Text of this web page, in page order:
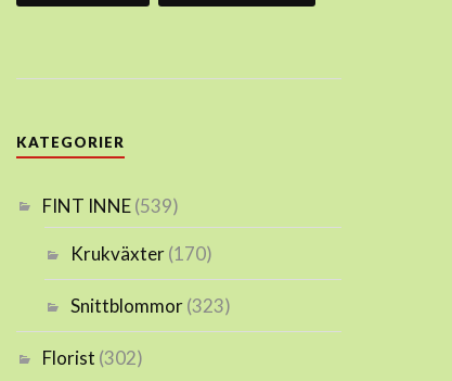
KATEGORIER
FINT INNE(539)
Krukväxter(170)
Snittblommor(323)
Florist (302)